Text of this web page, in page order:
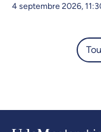
4 septembre 2026,